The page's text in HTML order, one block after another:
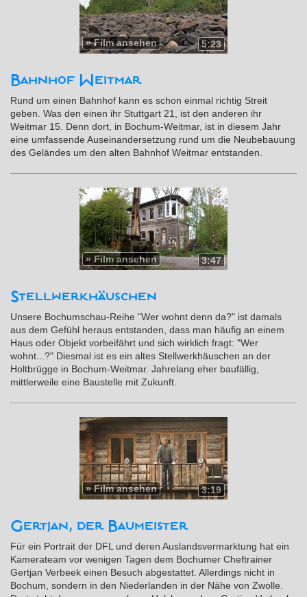
5:23
»Film ansehen
Bahnhof Weitmar
Rund um einen Bahnhof kann es schon einmal richtig Streit
geben. Was den einen ihr Stuttgart 21, ist den anderen ihr
Weitmar 15. Denn dort, in Bochum-Weitmar, ist in diesem Jahr
eine umfassende Auseinandersetzung rund um die Neubebauung
des Geländes um den alten Bahnhof Weitmar entstanden.
3:47
»Film ansehen
Stellwerkhäuschen
Unsere Bochumschau-Reihe "Wer wohnt denn da?" ist damals
aus dem Gefühl heraus entstanden, dass man häufig an einem
Haus oder Objekt vorbeifährt und sich wirklich fragt: "Wer
wohnt...?" Diesmal ist es ein altes Stellwerkhäuschen an der
Holtbrügge in Bochum-Weitmar. Jahrelang eher baufällig,
mittlerweile eine Baustelle mit Zukunft.
3:19
»Film ansehen
Gertjan, der Baumeister
Für ein Portrait der DFL und deren Auslandsvermarktung hat ein
Kamerateam vor wenigen Tagen dem Bochumer Cheftrainer
Gertjan Verbeek einen Besuch abgestattet. Allerdings nicht in
Bochum, sondern in den Niederlanden in der Nähe von Zwolle.